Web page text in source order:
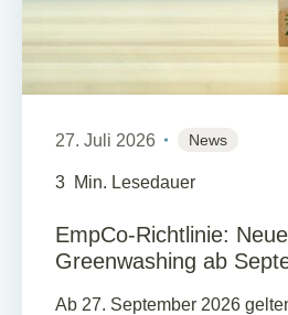
27. Juli 2026 News
3 Min. Lesedauer
EmpCo-Richtlinie:
Greenwashing ab
Ab 27. September 2026